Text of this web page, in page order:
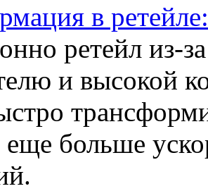
в
ретейл из-
и высокой
еще больше